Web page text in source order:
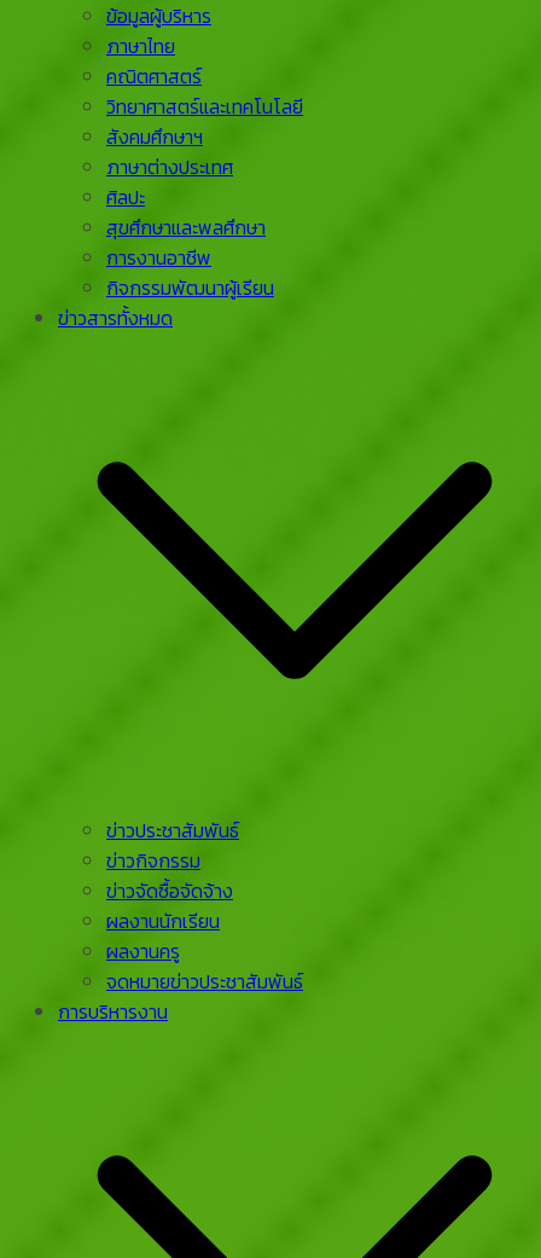
ข้อมูลผู้บริหาร
ภาษาไทย
คณิตศาสตร์
วิทยาศาสตร์และเทคโนโลยี
สังคมศึกษาฯ
ภาษาต่างประเทศ
ศิลปะ
สุขศึกษาและพลศึกษา
การงานอาชีพ
กิจกรรมพัฒนาผู้เรียน
ข่าวสารทั้งหมด
ข่าวประชาสัมพันธ์
ข่าวกิจกรรม
ข่าวจัดซื้อจัดจ้าง
ผลงานนักเรียน
ผลงานครู
จดหมายข่าวประชาสัมพันธ์
การบริหารงาน